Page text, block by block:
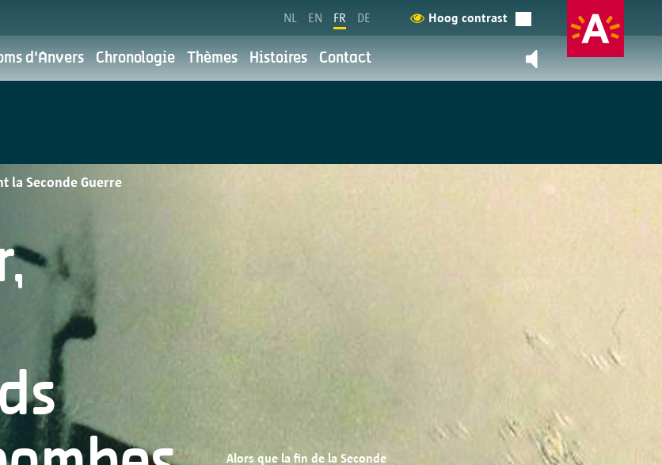
NL EN FR DE Hoog contrast
d'Anvers Chronologie Thèmes Histoires Contact
Alors que la fin de la Seconde
la Seconde Guerre
de confidentialité
le faire en respectant votre vie privée. Vous pouvez en savoir plus à ce sujet
Pour quelles raisons utilisons-nous vos données personelles?
Les données personnelles que vous avez communiquées seront traitées par la ville
d'Anvers, Grote Markt 1, 2000 Anvers.